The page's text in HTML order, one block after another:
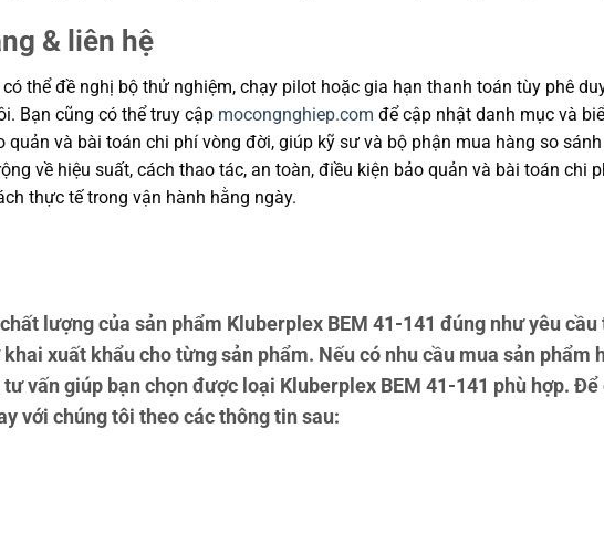
& liên hệ
thể đề nghị bộ thử nghiệm, chạy pilot hoặc gia hạn thanh toán tùy phê
Bạn cũng có thể truy cập mocongnghiep.com để cập nhật danh mục và
quản và bài toán chi phí vòng đời, giúp kỹ sư và bộ phận mua hàng so
về hiệu suất, cách thao tác, an toàn, điều kiện bảo quản và bài toán chi
thực tế trong vận hành hằng ngày.
lượng của sản phẩm Kluberplex BEM 41-141 đúng như yêu
khai xuất khẩu cho từng sản phẩm. Nếu có nhu cầu mua sản phẩm
vấn giúp bạn chọn được loại Kluberplex BEM 41-141 phù hợp.
với chúng tôi theo các thông tin sau: